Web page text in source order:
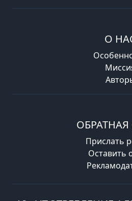
О
ОБРАТНАЯ
Прислать
Оставить